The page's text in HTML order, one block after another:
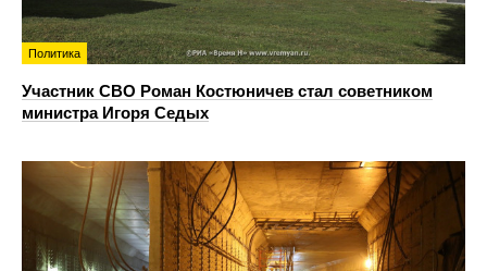
Политика
Участник СВО Роман Костюничев стал советником
министра Игоря Седых